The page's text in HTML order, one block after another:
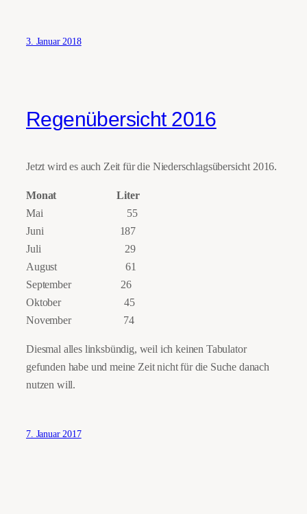
3. Januar 2018
Regenübersicht 2016
Jetzt wird es auch Zeit für die Niederschlagsübersicht 2016.
Monat Liter
Mai 55
Juni 187
Juli 29
August 61
September 26
Oktober 45
November 74
Diesmal alles linksbündig, weil ich keinen Tabulator
gefunden habe und meine Zeit nicht für die Suche danach
nutzen will.
7. Januar 2017